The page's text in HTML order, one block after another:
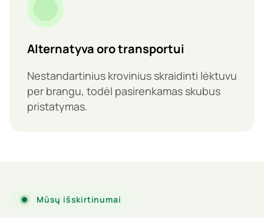
Alternatyva oro transportui
Nestandartinius krovinius skraidinti lėktuvu
per brangu, todėl pasirenkamas skubus
pristatymas.
Mūsų išskirtinumai